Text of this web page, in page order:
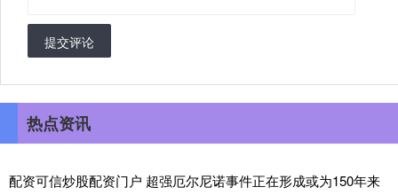
提交评论
热点资讯
配资可信炒股配资门户 超强厄尔尼诺事件正在形成或为150年来